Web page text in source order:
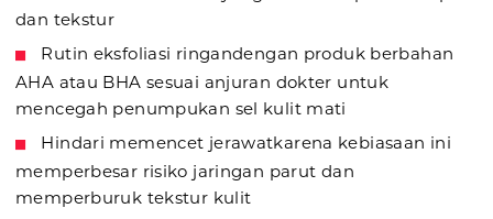
dan tekstur
Rutin eksfoliasi ringandengan produk berbahan
AHA atau BHA sesuai anjuran dokter untuk
mencegah penumpukan sel kulit mati
Hindari memencet jerawatkarena kebiasaan ini
memperbesar risiko jaringan parut dan
memperburuk tekstur kulit